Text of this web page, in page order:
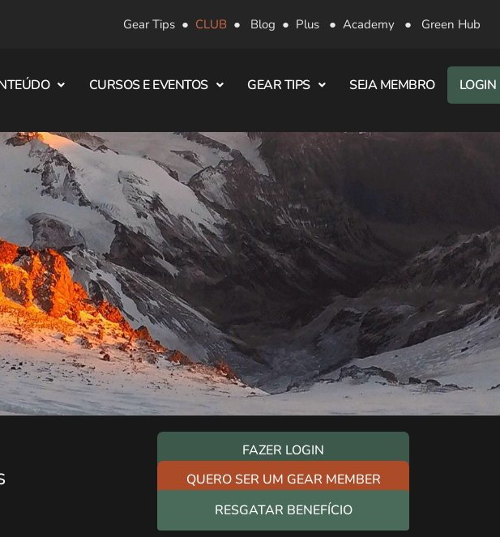
Gear Tips ● CLUB ● Blog ● Plus ● Academy ● Green Hub
CURSOS E EVENTOS GEAR TIPS SEJA MEMBRO LOGIN
FAZER LOGIN
QUERO SER UM GEAR MEMBER
RESGATAR BENEFÍCIO